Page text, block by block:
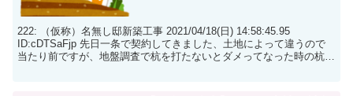
222: （仮称）名無し邸新築工事 2021/04/18(日) 14:58:45.95
ID:cDTSaFjp 先日一条で契約してきました、土地によって違うので
当たり前ですが、地盤調査で杭を打たないとダメってなった時の杭の